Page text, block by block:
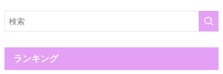
ランキング